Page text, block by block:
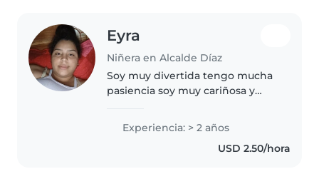
Eyra
Niñera en Alcalde Díaz
Soy muy divertida tengo mucha
pasiencia soy muy cariñosa y
aplicada en mi trabajo amo ser
responsable
Experiencia: > 2 años
USD 2.50/hora